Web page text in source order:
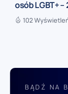
osób LGBT+
102
BĄDŹ NA